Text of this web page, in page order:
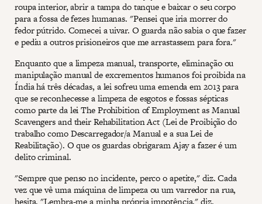
roupa interior, abrir a tampa do tanque e baixar o seu corpo
para a fossa de fezes humanas. "Pensei que iria morrer do
fedor pútrido. Comecei a uivar. O guarda não sabia o que fazer
e pediu a outros prisioneiros que me arrastassem para fora."
Enquanto que a limpeza manual, transporte, eliminação ou
manipulação manual de excrementos humanos foi proibida na
Índia há três décadas, a lei sofreu uma emenda em 2013 para
que se reconhecesse a limpeza de esgotos e fossas sépticas
como parte da lei The Prohibition of Employment as Manual
Scavengers and their Rehabilitation Act (Lei de Proibição do
trabalho como Descarregador/a Manual e a sua Lei de
Reabilitação). O que os guardas obrigaram Ajay a fazer é um
delito criminal.
"Sempre que penso no incidente, perco o apetite," diz. Cada
vez que vê uma máquina de limpeza ou um varredor na rua,